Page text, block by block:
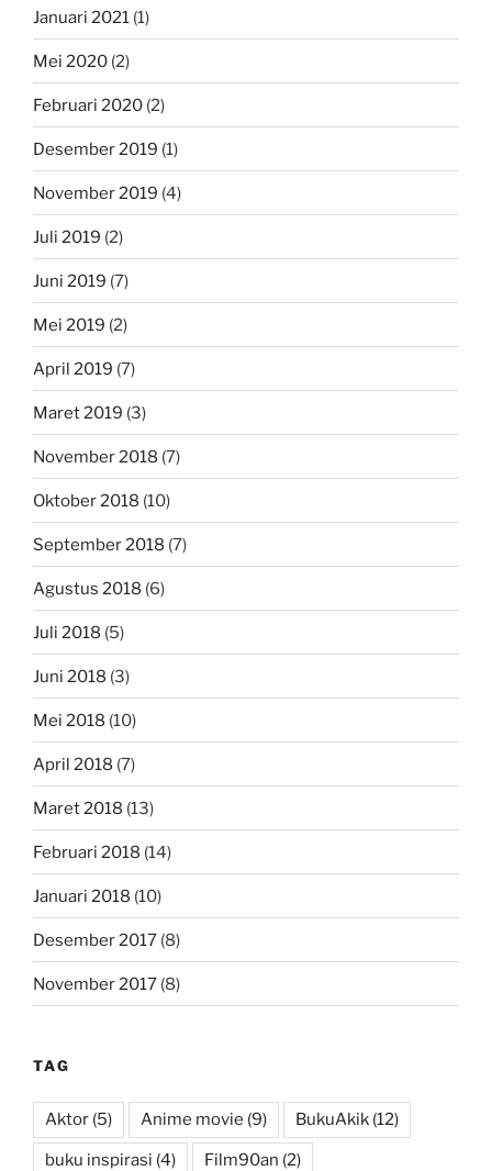
Januari 2021 (1)
Mei 2020 (2)
Februari 2020 (2)
Desember 2019 (1)
November 2019 (4)
Juli 2019 (2)
Juni 2019 (7)
Mei 2019 (2)
April 2019 (7)
Maret 2019 (3)
November 2018 (7)
Oktober 2018 (10)
September 2018 (7)
Agustus 2018 (6)
Juli 2018 (5)
Juni 2018 (3)
Mei 2018 (10)
April 2018 (7)
Maret 2018 (13)
Februari 2018 (14)
Januari 2018 (10)
Desember 2017 (8)
November 2017 (8)
TAG
Aktor (5) Anime movie (9) BukuAkik (12)
buku inspirasi (4) Film90an (2)